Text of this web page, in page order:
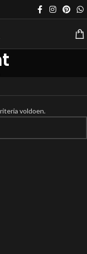
voldoen.